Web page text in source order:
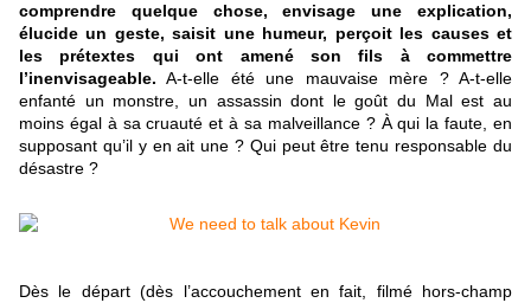
comprendre quelque chose, envisage une explication,
élucide un geste, saisit une humeur, perçoit les causes et
les prétextes qui ont amené son fils à commettre
l’inenvisageable. A-t-elle été une mauvaise mère ? A-t-elle
enfanté un monstre, un assassin dont le goût du Mal est au
moins égal à sa cruauté et à sa malveillance ? À qui la faute, en
supposant qu’il y en ait une ? Qui peut être tenu responsable du
désastre ?
Dès le départ (dès l’accouchement en fait, filmé hors-champ